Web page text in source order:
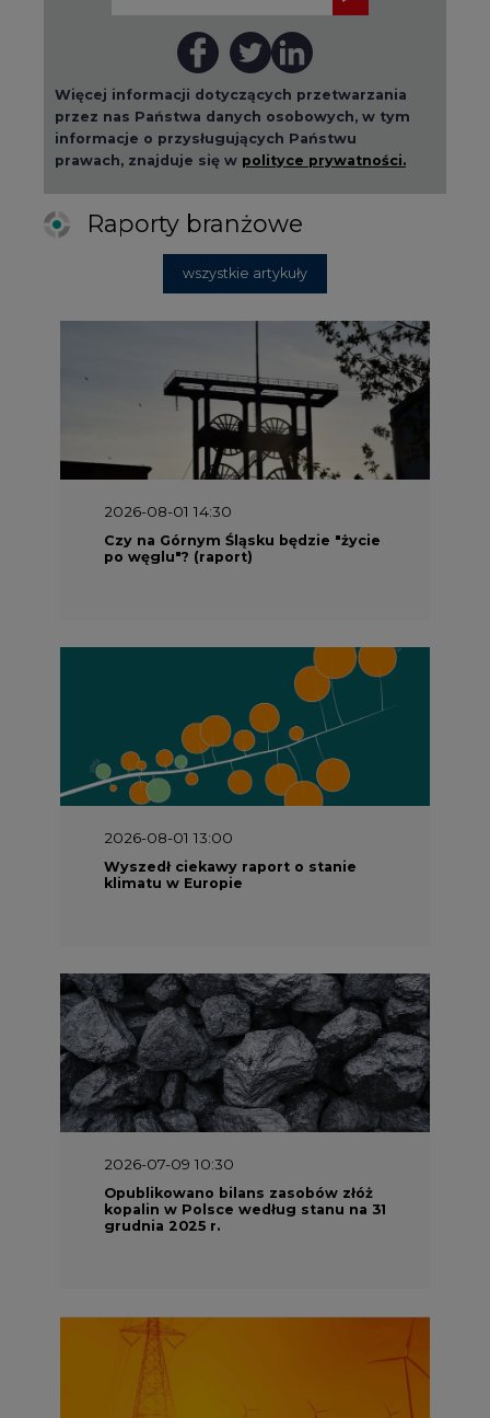
Więcej informacji dotyczących przetwarzania
przez nas Państwa danych osobowych, w tym
informacje o przysługujących Państwu
prawach, znajduje się w polityce prywatności.
Raporty branżowe
wszystkie artykuły
2026-08-01 14:30
Czy na Górnym Śląsku będzie "życie
po węglu"? (raport)
2026-08-01 13:00
Wyszedł ciekawy raport o stanie
klimatu w Europie
2026-07-09 10:30
Opublikowano bilans zasobów złóż
kopalin w Polsce według stanu na 31
grudnia 2025 r.